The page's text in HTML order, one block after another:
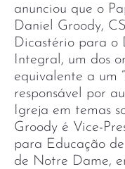
anunciou que o
Daniel Groody,
Dicastério para o
Integral, um dos
equivalente a um
responsável por
Igreja em temas
Groody é Vice-
para Educação
de Notre Dame,